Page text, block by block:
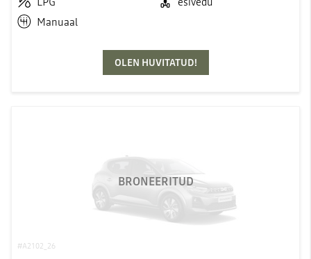
Manuaal
OLEN HUVITATUD!
#A2102_26
BRONEERITUD